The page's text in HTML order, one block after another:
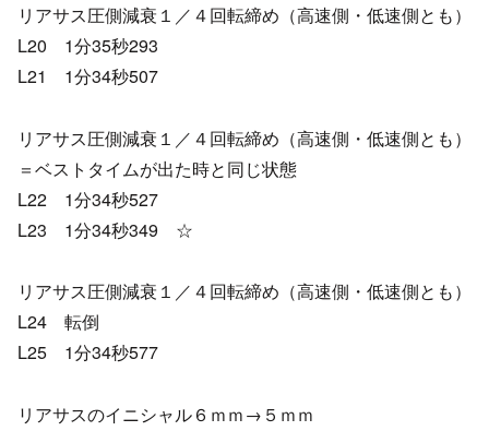
リアサス圧側減衰１／４回転締め（高速側・低速側とも）
L20 1分35秒293
L21 1分34秒507
リアサス圧側減衰１／４回転締め（高速側・低速側とも）
＝ベストタイムが出た時と同じ状態
L22 1分34秒527
L23 1分34秒349 ☆
リアサス圧側減衰１／４回転締め（高速側・低速側とも）
L24 転倒
L25 1分34秒577
リアサスのイニシャル６ｍｍ→５ｍｍ